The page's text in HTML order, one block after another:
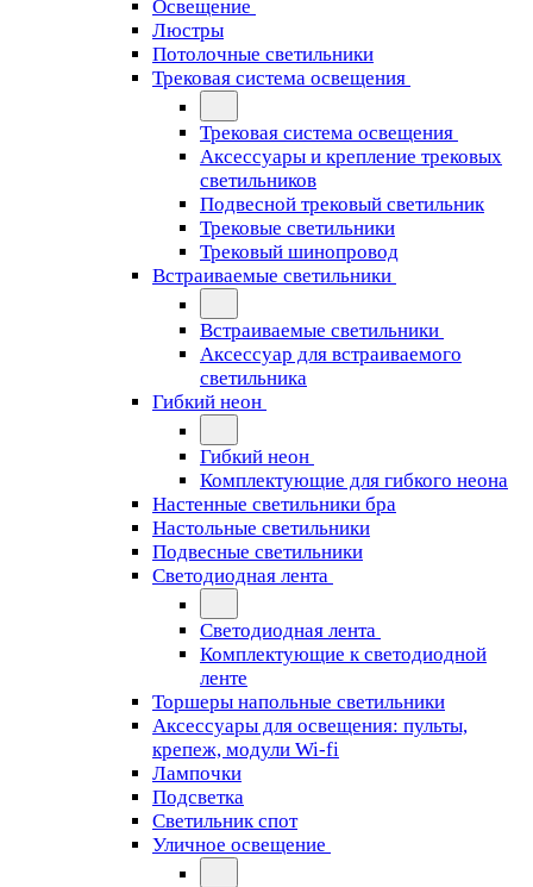
Освещение
Люстры
Потолочные светильники
Трековая система освещения
Трековая система освещения
Аксессуары и крепление трековых
светильников
Подвесной трековый светильник
Трековые светильники
Трековый шинопровод
Встраиваемые светильники
Встраиваемые светильники
Аксессуар для встраиваемого
светильника
Гибкий неон
Гибкий неон
Комплектующие для гибкого неона
Настенные светильники бра
Настольные светильники
Подвесные светильники
Светодиодная лента
Светодиодная лента
Комплектующие к светодиодной
ленте
Торшеры напольные светильники
Аксессуары для освещения: пульты,
крепеж, модули Wi-fi
Лампочки
Подсветка
Светильник спот
Уличное освещение